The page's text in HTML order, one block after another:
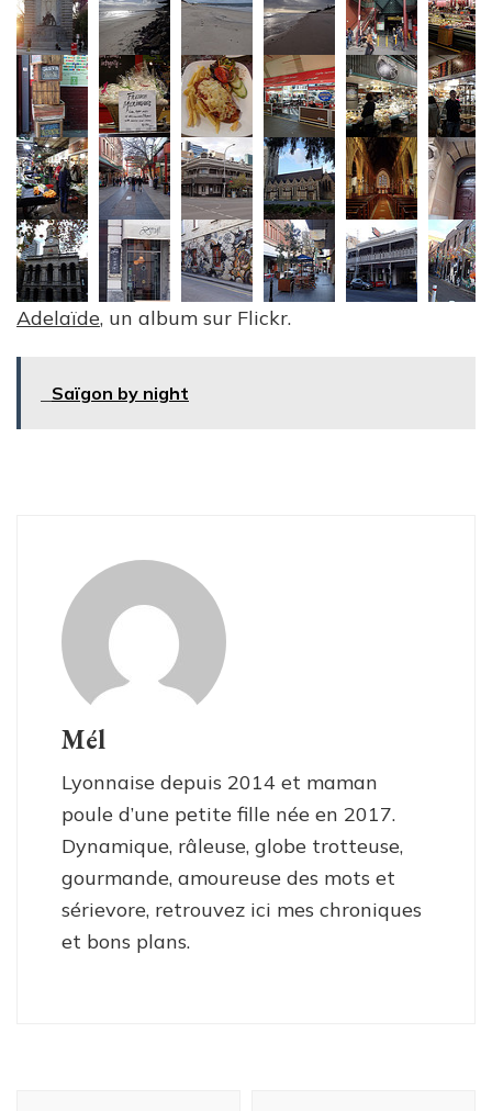
Adelaïde, un album sur Flickr.
Saïgon by night
Mél
Lyonnaise depuis 2014 et maman
poule d’une petite fille née en 2017.
Dynamique, râleuse, globe trotteuse,
gourmande, amoureuse des mots et
sérievore, retrouvez ici mes chroniques
et bons plans.